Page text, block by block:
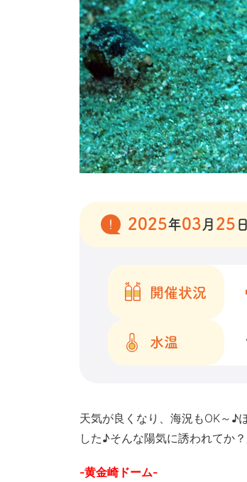
2025年03 月 25 日
開催状況
水温
天気が良くなり、海況もOK～♪
した♪そんな陽気に誘われてか
-黄金崎ドーム-